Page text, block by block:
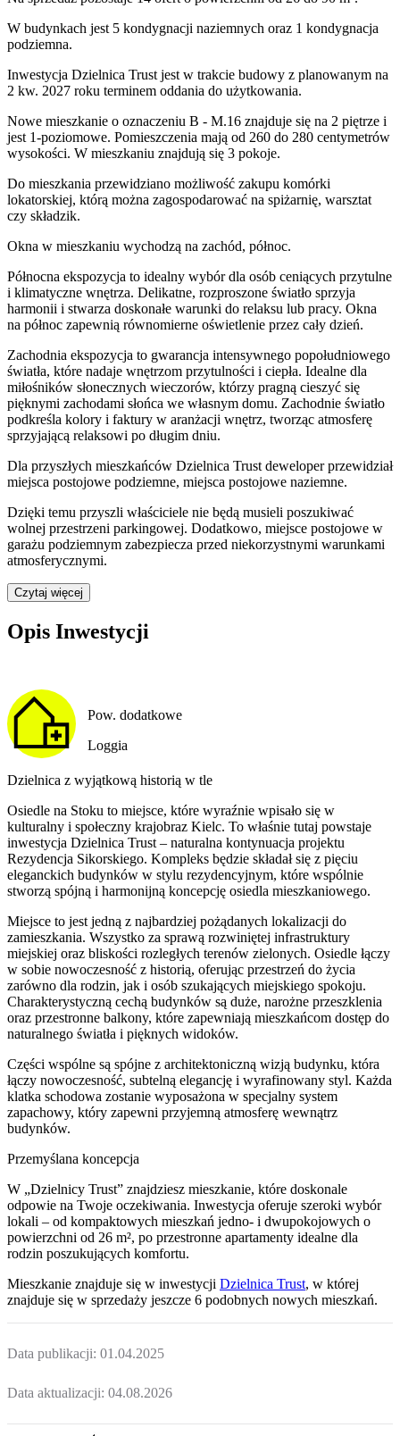
W budynkach jest 5 kondygnacji naziemnych oraz 1 kondygnacja
podziemna.
Inwestycja Dzielnica Trust jest w trakcie budowy z planowanym na
2 kw. 2027 roku terminem oddania do użytkowania.
Nowe mieszkanie o oznaczeniu B - M.16 znajduje się na 2 piętrze i
jest 1-poziomowe. Pomieszczenia mają od 260 do 280 centymetrów
wysokości. W mieszkaniu znajdują się 3 pokoje.
Do mieszkania przewidziano możliwość zakupu komórki
lokatorskiej, którą można zagospodarować na spiżarnię, warsztat
czy składzik.
Okna w mieszkaniu wychodzą na zachód, północ.
Północna ekspozycja to idealny wybór dla osób ceniących przytulne
i klimatyczne wnętrza. Delikatne, rozproszone światło sprzyja
harmonii i stwarza doskonałe warunki do relaksu lub pracy. Okna
na północ zapewnią równomierne oświetlenie przez cały dzień.
Zachodnia ekspozycja to gwarancja intensywnego popołudniowego
światła, które nadaje wnętrzom przytulności i ciepła. Idealne dla
miłośników słonecznych wieczorów, którzy pragną cieszyć się
pięknymi zachodami słońca we własnym domu. Zachodnie światło
podkreśla kolory i faktury w aranżacji wnętrz, tworząc atmosferę
sprzyjającą relaksowi po długim dniu.
Dla przyszłych mieszkańców Dzielnica Trust deweloper przewidział
miejsca postojowe podziemne, miejsca postojowe naziemne.
Dzięki temu przyszli właściciele nie będą musieli poszukiwać
wolnej przestrzeni parkingowej. Dodatkowo, miejsce postojowe w
garażu podziemnym zabezpiecza przed niekorzystnymi warunkami
atmosferycznymi.
Czytaj więcej
Opis Inwestycji
Pow. dodatkowe
Loggia
Dzielnica z wyjątkową historią w tle
Osiedle na Stoku to miejsce, które wyraźnie wpisało się w
kulturalny i społeczny krajobraz Kielc. To właśnie tutaj powstaje
inwestycja Dzielnica Trust – naturalna kontynuacja projektu
Rezydencja Sikorskiego. Kompleks będzie składał się z pięciu
eleganckich budynków w stylu rezydencyjnym, które wspólnie
stworzą spójną i harmonijną koncepcję osiedla mieszkaniowego.
Miejsce to jest jedną z najbardziej pożądanych lokalizacji do
zamieszkania. Wszystko za sprawą rozwiniętej infrastruktury
miejskiej oraz bliskości rozległych terenów zielonych. Osiedle łączy
w sobie nowoczesność z historią, oferując przestrzeń do życia
zarówno dla rodzin, jak i osób szukających miejskiego spokoju.
Charakterystyczną cechą budynków są duże, narożne przeszklenia
oraz przestronne balkony, które zapewniają mieszkańcom dostęp do
naturalnego światła i pięknych widoków.
Części wspólne są spójne z architektoniczną wizją budynku, która
łączy nowoczesność, subtelną elegancję i wyrafinowany styl. Każda
klatka schodowa zostanie wyposażona w specjalny system
zapachowy, który zapewni przyjemną atmosferę wewnątrz
budynków.
Przemyślana koncepcja
W „Dzielnicy Trust” znajdziesz mieszkanie, które doskonale
odpowie na Twoje oczekiwania. Inwestycja oferuje szeroki wybór
lokali – od kompaktowych mieszkań jedno- i dwupokojowych o
powierzchni od 26 m², po przestronne apartamenty idealne dla
rodzin poszukujących komfortu.
Mieszkanie znajduje się w inwestycji Dzielnica Trust, w której
znajduje się w sprzedaży jeszcze 6 podobnych nowych mieszkań.
Data publikacji: 01.04.2025
Data aktualizacji: 04.08.2026